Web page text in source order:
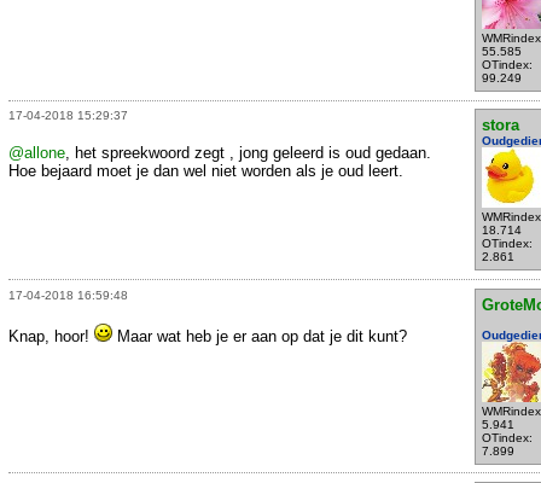
55.585
OTindex:
99.249
17-04-2018 15:29:37
stora
18.714
OTindex:
2.861
@allone, het spreekwoord zegt , jong geleerd is oud gedaan.
Hoe bejaard moet je dan wel niet worden als je oud leert.
17-04-2018 16:59:48
5.941
OTindex:
7.899
Knap, hoor! Maar wat heb je er aan op dat je dit kunt?